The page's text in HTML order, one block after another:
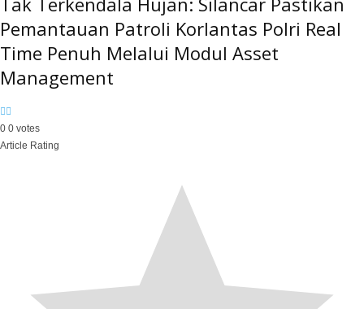
Pemantauan Patroli Korlantas Polri Real
Time Penuh Melalui Modul Asset
Management
0 0 votes
Article Rating